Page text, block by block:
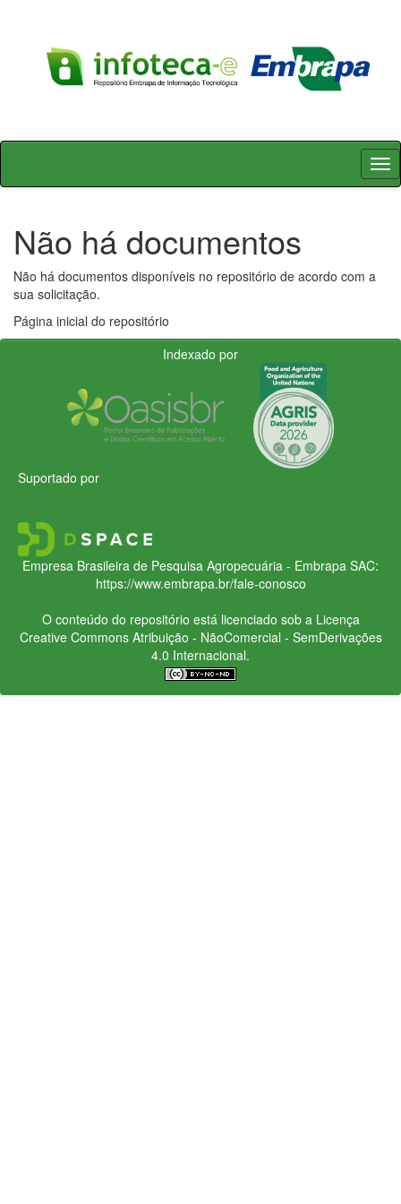
Skip
Não há documentos
Não há documentos disponíveis no repositório de acordo com a
sua solicitação.
Página inicial do repositório
Indexado por
Suportado por
Empresa Brasileira de Pesquisa Agropecuária - Embrapa SAC:
https://www.embrapa.br/fale-conosco
O conteúdo do repositório está licenciado sob a Licença
Creative CommonsAtribuição - NãoComercial - SemDerivações
4.0 Internacional.